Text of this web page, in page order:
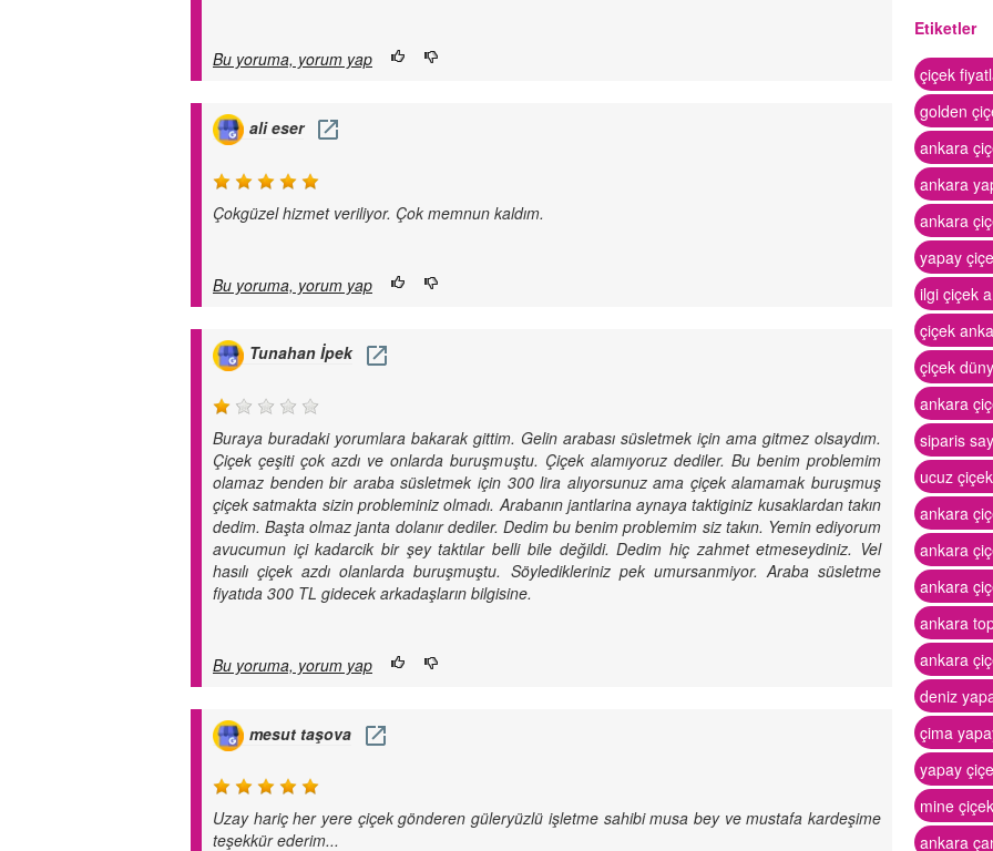
Bu yoruma, yorum yap
ali eser
Çokgüzel hizmet veriliyor. Çok memnun kaldım.
Bu yoruma, yorum yap
Tunahan İpek
Buraya buradaki yorumlara bakarak gittim. Gelin arabası süsletmek için ama gitmez olsaydım.
Çiçek çeşiti çok azdı ve onlarda buruşmuştu. Çiçek alamıyoruz dediler. Bu benim problemim
olamaz benden bir araba süsletmek için 300 lira alıyorsunuz ama çiçek alamamak buruşmuş
çiçek satmakta sizin probleminiz olmadı. Arabanın jantlarina aynaya taktiginiz kusaklardan takın
dedim. Başta olmaz janta dolanır dediler. Dedim bu benim problemim siz takın. Yemin ediyorum
avucumun içi kadarcik bir şey taktılar belli bile değildi. Dedim hiç zahmet etmeseydiniz. Vel
hasılı çiçek azdı olanlarda buruşmuştu. Söyledikleriniz pek umursanmiyor. Araba süsletme
fiyatıda 300 TL gidecek arkadaşların bilgisine.
Bu yoruma, yorum yap
mesut taşova
Uzay hariç her yere çiçek gönderen güleryüzlü işletme sahibi musa bey ve mustafa kardeşime
teşekkür ederim...
Etiketler
çiçek
golden
ankara
ankara
ankara
yapay
ilgi çiçek
çiçek
çiçek
ankara
siparis
ucuz
ankara
ankara
ankara
ankara
ankara
deniz
çima
yapay
mine
ankara